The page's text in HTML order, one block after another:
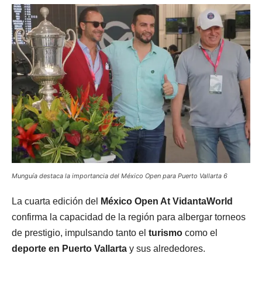
Munguía destaca la importancia del México Open para Puerto Vallarta 6
La cuarta edición del
México Open At VidantaWorld
confirma la capacidad de la región para albergar torneos
de prestigio, impulsando tanto el turismo como el
deporte en Puerto Vallarta y sus alrededores.